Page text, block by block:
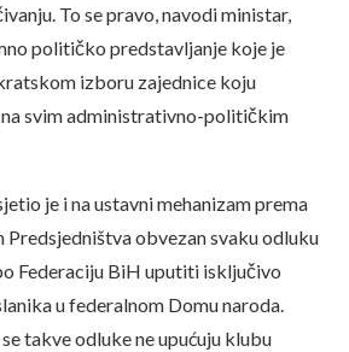
To se pravo, navodi ministar,
političko predstavljanje koje je
izboru zajednice koju
svim administrativno-političkim
je i na ustavni mehanizam prema
Predsjedništva obvezan svaku odluku
Federaciju BiH uputiti isključivo
u federalnom Domu naroda.
takve odluke ne upućuju klubu